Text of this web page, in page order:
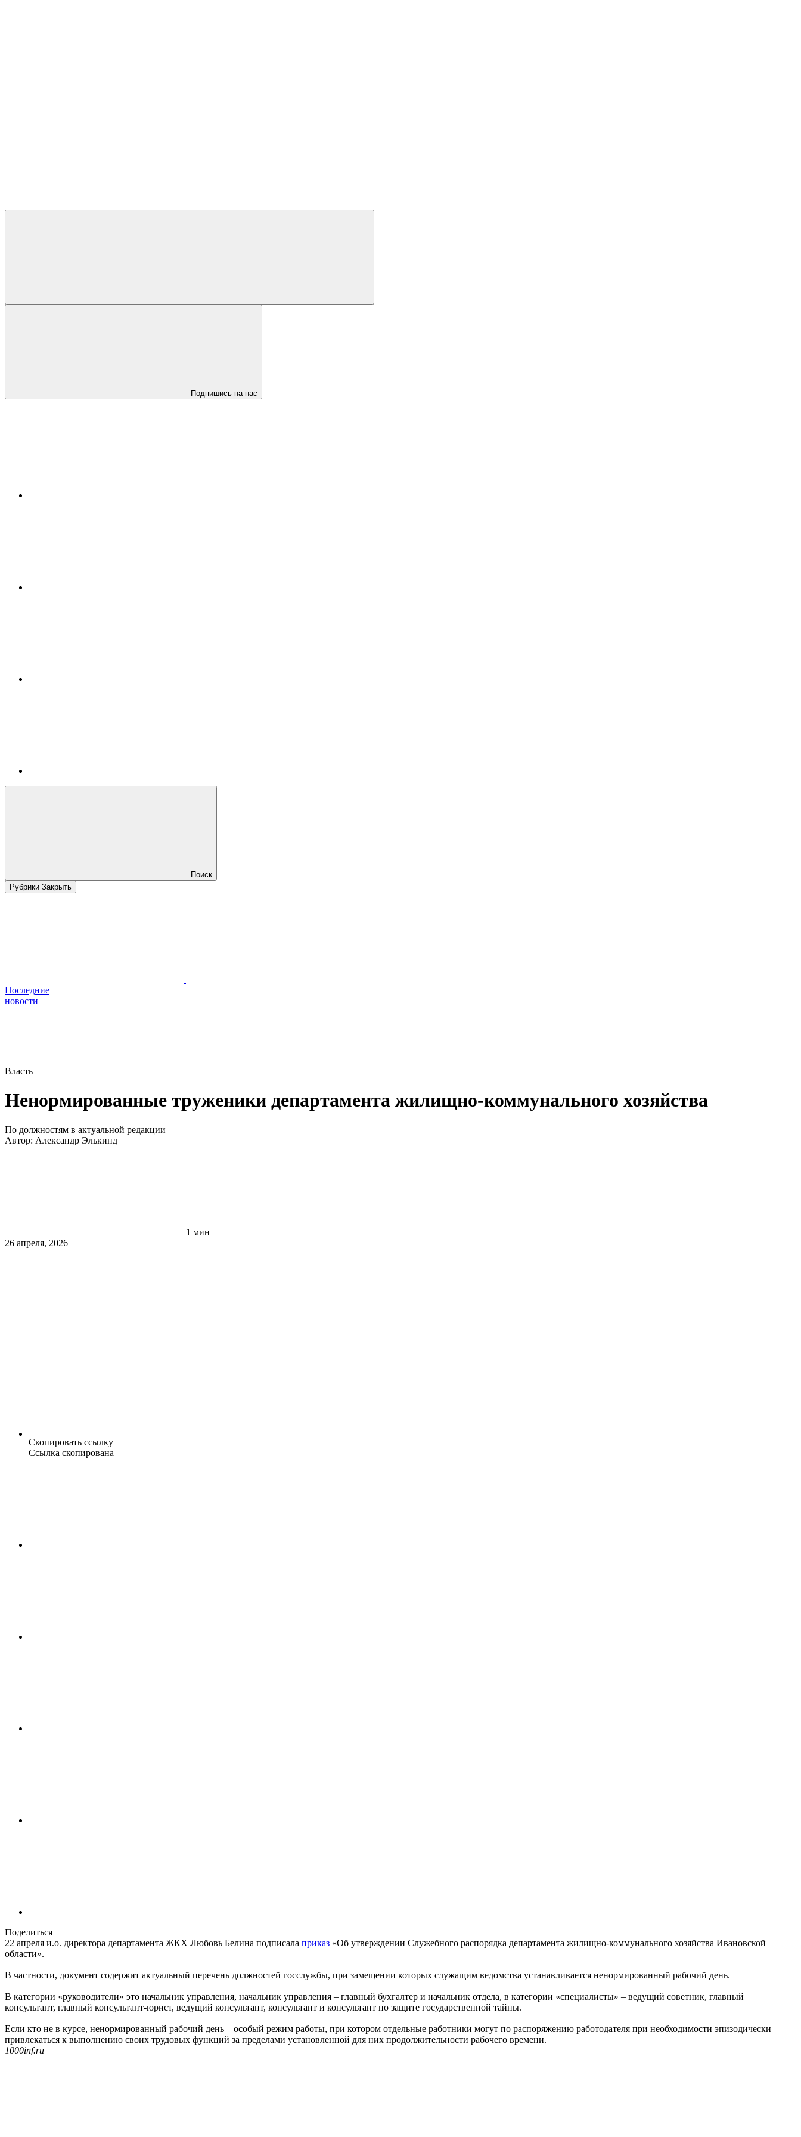
Подпишись на нас
Поиск
Рубрики Закрыть
Последние
новости
Власть
Ненормированные труженики департамента жилищно-коммунального хозяйства
По должностям в актуальной редакции
Автор: Александр Элькинд
1 мин
26 апреля, 2026
Скопировать ссылку
Ссылка скопирована
Поделиться
22 апреля и.о. директора департамента ЖКХ Любовь Белина подписала приказ «Об утверждении Служебного распорядка департамента жилищно-коммунального хозяйства Ивановской
области».
В частности, документ содержит актуальный перечень должностей госслужбы, при замещении которых служащим ведомства устанавливается ненормированный рабочий день.
В категории «руководители» это начальник управления, начальник управления – главный бухгалтер и начальник отдела, в категории «специалисты» – ведущий советник, главный
консультант, главный консультант-юрист, ведущий консультант, консультант и консультант по защите государственной тайны.
Если кто не в курсе, ненормированный рабочий день – особый режим работы, при котором отдельные работники могут по распоряжению работодателя при необходимости эпизодически
привлекаться к выполнению своих трудовых функций за пределами установленной для них продолжительности рабочего времени.
1000inf.ru